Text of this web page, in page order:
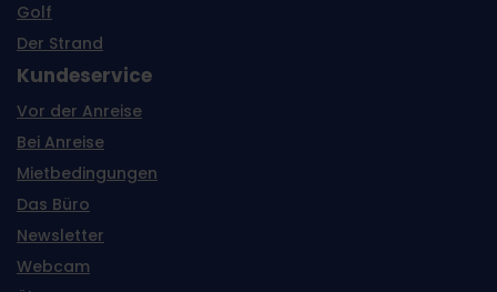
Golf
Der Strand
Kundeservice
Vor der Anreise
Bei Anreise
Mietbedingungen
Das Büro
Newsletter
Webcam